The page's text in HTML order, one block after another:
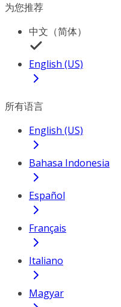
为您推荐
中文（简体）
English (US)
所有语言
English (US)
Bahasa Indonesia
Español
Français
Italiano
Magyar